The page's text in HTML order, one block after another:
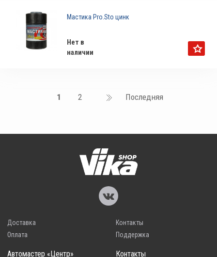
Мастика Pro.Sto цинк
Нет в
наличии
1 2 Последняя
Доставка
Оплата
Контакты
Поддержка
Автомастер «Центр» Контакты